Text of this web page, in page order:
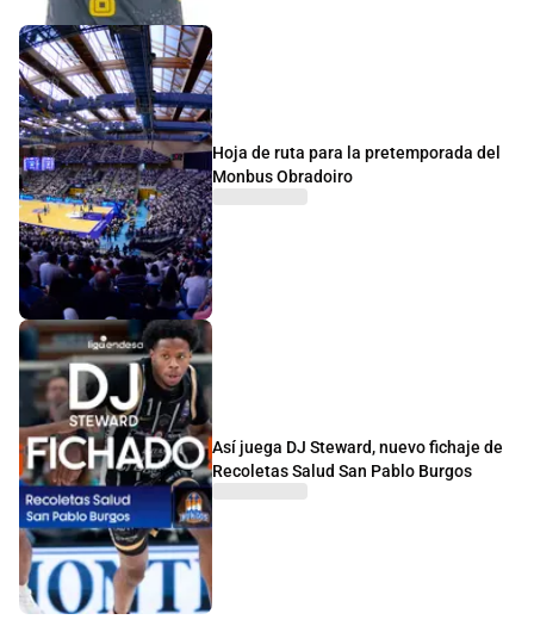
Hoja de ruta para la pretemporada del
Monbus Obradoiro
Así juega DJ Steward, nuevo fichaje de
Recoletas Salud San Pablo Burgos